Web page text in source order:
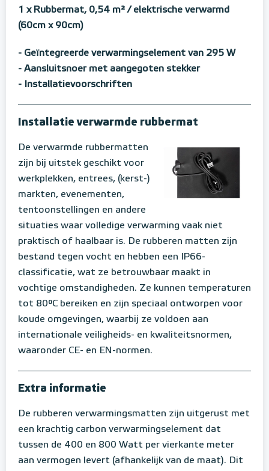
1 x Rubbermat, 0,54 m²/ elektrische verwarmd
(60cm x 90cm)
- Geïntegreerde verwarmingselement van 295 W
- Aansluitsnoer met aangegoten stekker
- Installatievoorschriften
Installatie verwarmde rubbermat
De verwarmde rubbermatten
zijn bij uitstek geschikt voor
werkplekken, entrees, (kerst-)
markten, evenementen,
tentoonstellingen en andere
situaties waar volledige verwarming vaak niet
praktisch of haalbaar is. De rubberen matten zijn
bestand tegen vocht en hebben een IP66-
classificatie, wat ze betrouwbaar maakt in
vochtige omstandigheden. Ze kunnen temperaturen
tot 80°C bereiken en zijn speciaal ontworpen voor
koude omgevingen, waarbij ze voldoen aan
internationale veiligheids- en kwaliteitsnormen,
waaronder CE- en EN-normen.
Extra informatie
De rubberen verwarmingsmatten zijn uitgerust met
een krachtig carbon verwarmingselement dat
tussen de 400 en 800 Watt per vierkante meter
aan vermogen levert (afhankelijk van de maat). Dit